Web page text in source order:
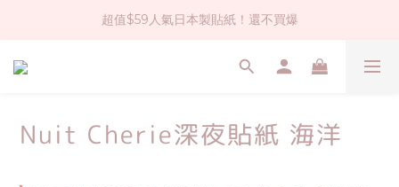
社群大人氣！各種有趣的打洞器
超值$59人氣日本製貼紙！還不買爆
全店$1500免運(台灣地區)
Nuit Cherie深夜貼紙 海洋